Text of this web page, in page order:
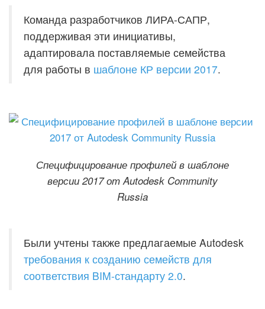
Команда разработчиков ЛИРА-САПР,
поддерживая эти инициативы,
адаптировала поставляемые семейства
для работы в шаблоне КР версии 2017.
Специфицирование профилей в шаблоне
версии 2017 от Autodesk Community
Russia
Были учтены также предлагаемые Autodesk
требования к созданию семейств для
соответствия BIM-стандарту 2.0.